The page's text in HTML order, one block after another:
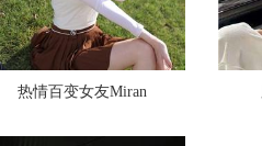
热情百变女友Miran